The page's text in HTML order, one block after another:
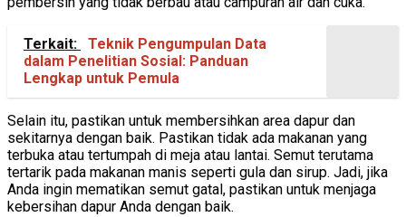
Terkait:
Teknik Pengumpulan Data
dalam Penelitian Sosial: Panduan
Lengkap untuk Pemula
Selain itu, pastikan untuk membersihkan area dapur dan
sekitarnya dengan baik. Pastikan tidak ada makanan yang
terbuka atau tertumpah di meja atau lantai. Semut terutama
tertarik pada makanan manis seperti gula dan sirup. Jadi, jika
Anda ingin mematikan semut gatal, pastikan untuk menjaga
kebersihan dapur Anda dengan baik.